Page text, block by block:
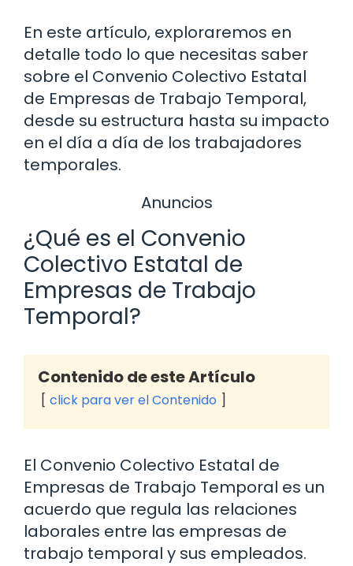
En este artículo, exploraremos en
detalle todo lo que necesitas saber
sobre el Convenio Colectivo Estatal
de Empresas de Trabajo Temporal,
desde su estructura hasta su impacto
en el día a día de los trabajadores
temporales.
Anuncios
¿Qué es el Convenio
Colectivo Estatal de
Empresas de Trabajo
Temporal?
Contenido de este Artículo
click para ver el Contenido
El Convenio Colectivo Estatal de
Empresas de Trabajo Temporal es un
acuerdo que regula las relaciones
laborales entre las empresas de
trabajo temporal y sus empleados.